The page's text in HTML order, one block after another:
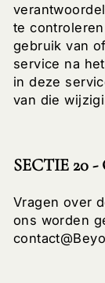
te
gebruik van
service na
in deze
van die
SECTIE 20
Vragen over
ons worden